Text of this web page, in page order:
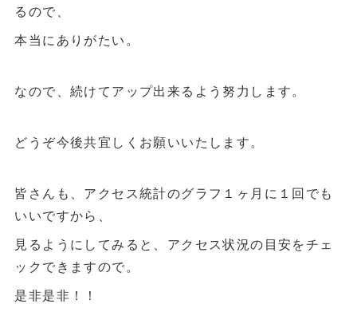
るので、
本当にありがたい。
なので、続けてアップ出来るよう努力します。
どうぞ今後共宜しくお願いいたします。
皆さんも、アクセス統計のグラフ１ヶ月に１回でも
いいですから、
見るようにしてみると、アクセス状況の目安をチェ
ックできますので。
是非是非！！